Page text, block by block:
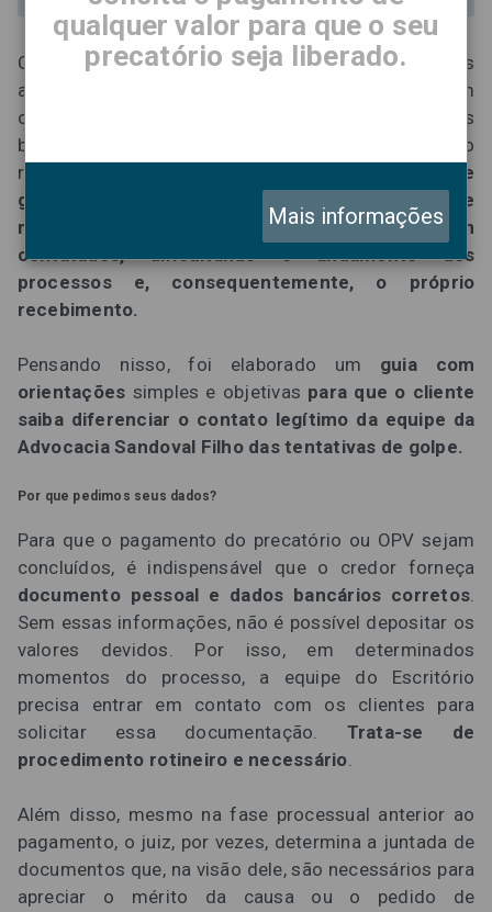
Com o avanço dos pagamentos de precatórios e dos
acordos, a Advocacia Sandoval Filho tem entrado em
contato com seus clientes para solicitar dados
bancários e documentos necessários ao
recebimento dos valores.
No entanto, o aumento de
golpes envolvendo precatórios tem feito com que
muitos credores fiquem desconfiados ao serem
contatados, dificultando o andamento dos
processos e, consequentemente, o próprio
recebimento.
Pensando nisso, foi elaborado um guia com
orientações simples e objetivas para que o cliente
saiba diferenciar o contato legítimo da equipe da
Advocacia Sandoval Filho das tentativas de golpe.
Por que pedimos seus dados?
Para que o pagamento do precatório ou OPV sejam
concluídos, é indispensável que o credor forneça
documento pessoal e dados bancários corretos.
Sem essas informações, não é possível depositar os
valores devidos. Por isso, em determinados
momentos do processo, a equipe do Escritório
precisa entrar em contato com os clientes para
solicitar essa documentação. Trata-se de
procedimento rotineiro e necessário.
Além disso, mesmo na fase processual anterior ao
pagamento, o juiz, por vezes, determina a juntada de
documentos que, na visão dele, são necessários para
apreciar o mérito da causa ou o pedido de
qualquer valor para que o seu
precatório seja liberado.
Mais informações